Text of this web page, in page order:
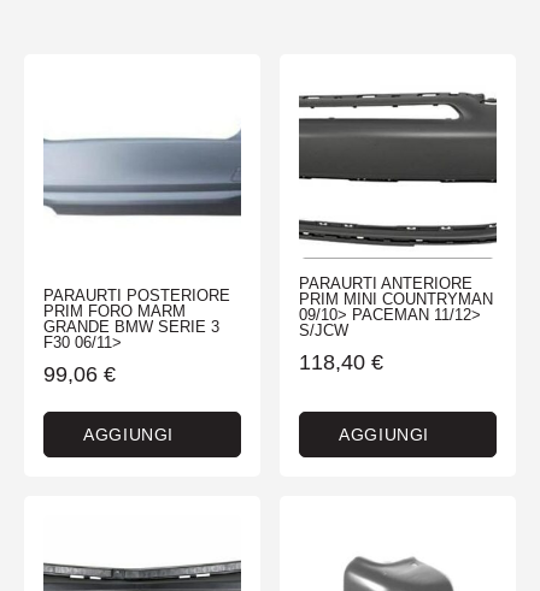
PARAURTI POSTERIORE
PRIM FORO MARM
GRANDE BMW SERIE 3
F30 06/11>
99,06 €
AGGIUNGI
PARAURTI ANTERIORE
PRIM MINI COUNTRYMAN
09/10> PACEMAN 11/12>
S/JCW
118,40 €
AGGIUNGI